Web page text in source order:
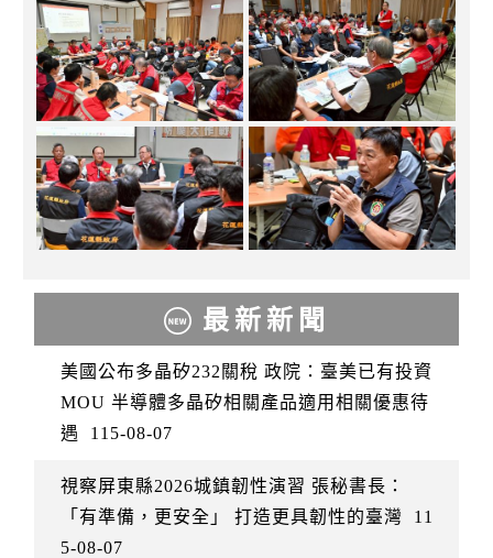
最新新聞
美國公布多晶矽232關稅 政院：臺美已有投資
MOU 半導體多晶矽相關產品適用相關優惠待
遇
115-08-07
視察屏東縣2026城鎮韌性演習 張秘書長：
「有準備，更安全」 打造更具韌性的臺灣
11
5-08-07